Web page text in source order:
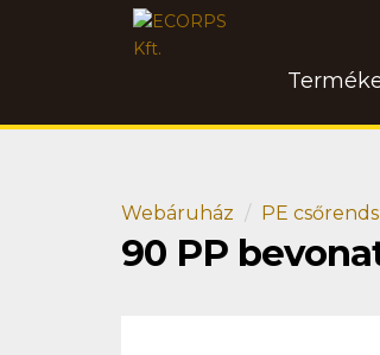
Webáruház PE
90 PP